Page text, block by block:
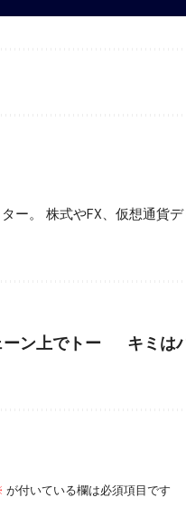
ー。 株式やFX、仮想通貨
ン上でトー
キミは
が付いている欄は必須項目です